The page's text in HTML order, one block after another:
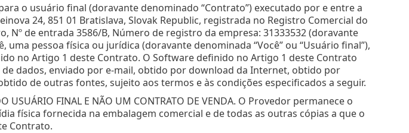
o usuário final (doravante denominado “Contrato”) executado por e entre a
24, 851 01 Bratislava, Slovak Republic, registrada no Registro Comercial do
Nº de entrada 3586/B, Número de registro da empresa: 31333532 (doravante
uma pessoa física ou jurídica (doravante denominada “Você” ou “Usuário final”),
no Artigo 1 deste Contrato. O Software definido no Artigo 1 deste Contrato
dados, enviado por e-mail, obtido por download da Internet, obtido por
de outras fontes, sujeito aos termos e às condições especificados a seguir.
USUÁRIO FINAL E NÃO UM CONTRATO DE VENDA. O Provedor permanece o
física fornecida na embalagem comercial e de todas as outras cópias a que o
Contrato.